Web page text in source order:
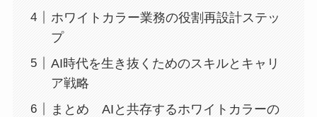
ホワイトカラー業務の役割再設計ステッ
プ
AI時代を生き抜くためのスキルとキャリ
ア戦略
まとめ AIと共存するホワイトカラーの